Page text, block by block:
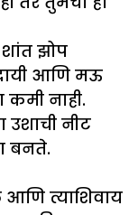
झोप
आणि मऊ
नाही.
उशाची नीट
बनते.
त्याशिवाय